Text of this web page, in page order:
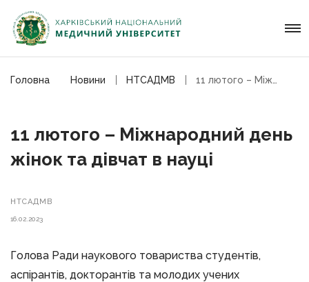
Головна Новини НТСАДМВ
11 лютого – Міжнародний день
жінок та дівчат в науці
НТСАДМВ
16.02.2023
Голова Ради наукового товариства студентів,
аспірантів, докторантів та молодих учених